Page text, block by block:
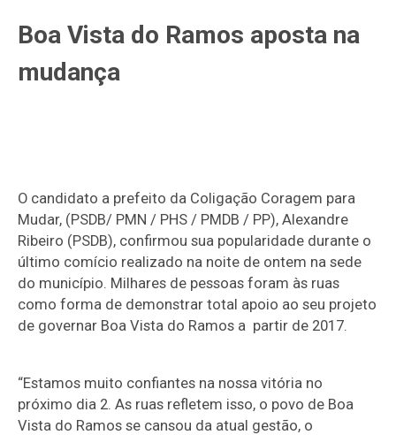
Boa Vista do Ramos aposta na
mudança
O candidato a prefeito da Coligação Coragem para
Mudar, (PSDB/ PMN / PHS / PMDB / PP), Alexandre
Ribeiro (PSDB), confirmou sua popularidade durante o
último comício realizado na noite de ontem na sede
do município. Milhares de pessoas foram às ruas
como forma de demonstrar total apoio ao seu projeto
de governar Boa Vista do Ramos a partir de 2017.
“Estamos muito confiantes na nossa vitória no
próximo dia 2. As ruas refletem isso, o povo de Boa
Vista do Ramos se cansou da atual gestão, o